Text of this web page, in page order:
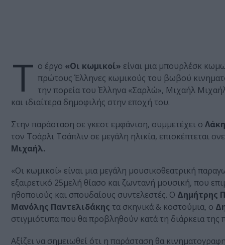
Τ ο έργο «Οι κωμικοί» είναι μια μπουρλέσκ
πρώτους Έλληνες κωμικούς του βωβού
την πορεία του Έλληνα «Σαρλώ», Μιχαήλ
και ιδιαίτερα δημοφιλής στην εποχή του.
Στην παράσταση σε γκεστ εμφάνιση, συμμετέχει ο
τον Τσάρλι Τσάπλιν σε μεγάλη ηλικία, επισκέπτεται
Μιχαήλ.
«Οι κωμικοί» είναι μια μεγάλη μουσικοθεατρική
εξαιρετικό 25μελή θίασο και ζωντανή μουσική, που
ηθοποιούς και σπουδαίους συντελεστές. Ο Δημήτρης
Μανόλης Παντελιδάκης τα σκηνικά & κοστούμια, ο
στιγμιότυπα που θα προβληθούν κατά τη διάρκεια της
Αξίζει να σημειωθεί ότι η παράσταση θα